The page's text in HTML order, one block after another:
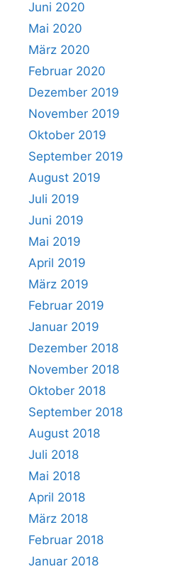
Juni 2020
Mai 2020
März 2020
Februar 2020
Dezember 2019
November 2019
Oktober 2019
September 2019
August 2019
Juli 2019
Juni 2019
Mai 2019
April 2019
März 2019
Februar 2019
Januar 2019
Dezember 2018
November 2018
Oktober 2018
September 2018
August 2018
Juli 2018
Mai 2018
April 2018
März 2018
Februar 2018
Januar 2018